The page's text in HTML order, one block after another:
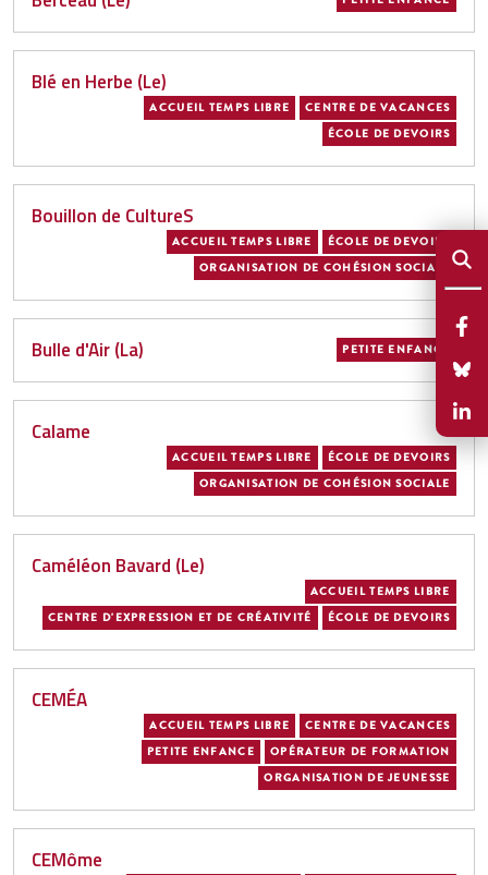
Blé en Herbe (Le)
ACCUEIL TEMPS LIBRE
CENTRE DE VACANCES
ÉCOLE DE DEVOIRS
Bouillon de CultureS
ACCUEIL TEMPS LIBRE
ÉCOLE DE DEVOIRS
ORGANISATION DE COHÉSION SOCIALE
Bulle d'Air (La) PETITE ENFANCE
Calame
ACCUEIL TEMPS LIBRE
ÉCOLE DE DEVOIRS
ORGANISATION DE COHÉSION SOCIALE
Caméléon Bavard (Le)
ACCUEIL TEMPS LIBRE
CENTRE D'EXPRESSION ET DE CRÉATIVITÉ
ÉCOLE DE DEVOIRS
CEMÉA
ACCUEIL TEMPS LIBRE
CENTRE DE VACANCES
PETITE ENFANCE
OPÉRATEUR DE FORMATION
ORGANISATION DE JEUNESSE
CEMôme